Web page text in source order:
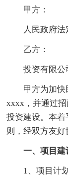
甲方：
人民政府法
乙方：
投资有限公
甲方为加快
xxxx，并通过
投资建设。本
则，经双方友好
一、项目
1、项目计划